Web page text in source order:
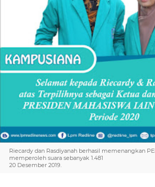
Riecardy dan Rasdiyanah berhasil memenangkan
memperoleh suara sebanyak 1.481
20 Desember 2019.